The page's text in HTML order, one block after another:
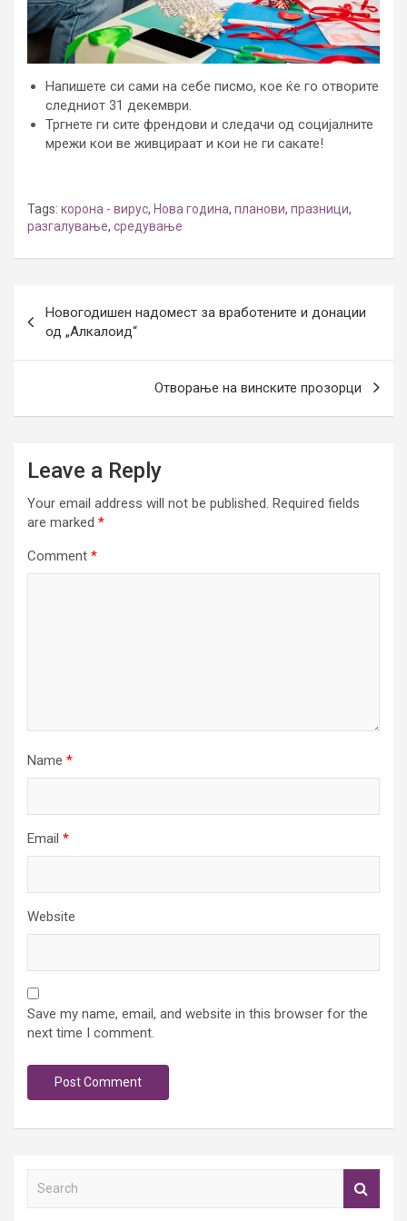
Напишете си сами на себе писмо, кое ќе го отворите
следниот 31 декември.
Тргнете ги сите френдови и следачи од социјалните
мрежи кои ве живцираат и кои не ги сакате!
Tags: корона - вирус, Нова година, планови, празници,
разгалување, средување
navigation
Новогодишен надомест за вработените и донации
од „Алкалоид“
Отворање на винските прозорци
Leave a Reply
Your email address will not be published. Required fields
are marked *
Comment *
Name *
Email *
Website
Save my name, email, and website in this browser for the
next time I comment.